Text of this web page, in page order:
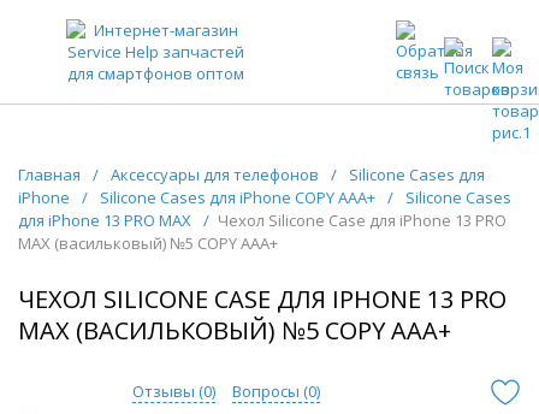
ЗАПЧАСТИ ДЛЯ ТЕЛЕФОНОВ ОПТОМ
Главная / Аксессуары для телефонов /
Silicone Cases для
iPhone
/ Silicone Cases для iPhone COPY AAA+ /
Silicone Cases
для iPhone 13 PRO MAX / Чехол Silicone Case для iPhone 13 PRO
MAX (васильковый) №5 COPY AAA+
ЧЕХОЛ SILICONE CASE ДЛЯ IPHONE 13 PRO
MAX (ВАСИЛЬКОВЫЙ) №5 COPY AAA+
Отзывы (0) Вопросы (0)